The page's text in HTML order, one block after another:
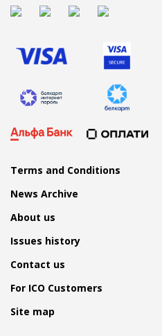
Terms and Conditions
News Archive
About us
Issues history
Contact us
For ICO Customers
Site map